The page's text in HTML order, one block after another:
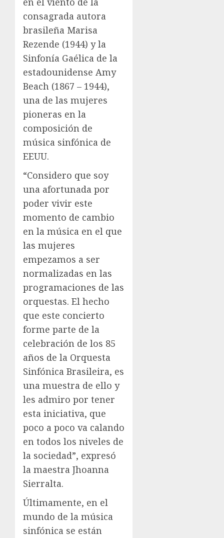
consagrada autora
brasileña Marisa
Rezende (1944) y la
Sinfonía Gaélica de la
estadounidense Amy
Beach (1867 – 1944),
una de las mujeres
pioneras en la
composición de
música sinfónica de
EEUU.
“Considero que soy
una afortunada por
poder vivir este
momento de cambio
en la música en el que
las mujeres
empezamos a ser
normalizadas en las
programaciones de las
orquestas. El hecho
que este concierto
forme parte de la
celebración de los 85
años de la Orquesta
Sinfónica Brasileira, es
una muestra de ello y
les admiro por tener
esta iniciativa, que
poco a poco va calando
en todos los niveles de
la sociedad”, expresó
la maestra Jhoanna
Sierralta.
Últimamente, en el
mundo de la música
sinfónica se están